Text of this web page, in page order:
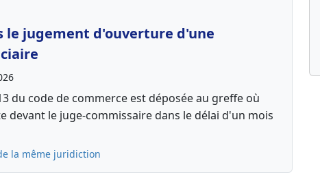
le jugement d'ouverture d'une
du code de commerce est déposée au greffe où
le juge-commissaire dans le délai d'un mois
la même juridiction